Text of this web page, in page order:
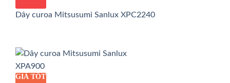
Dây curoa Mitsusumi Sanlux XPC2240
GIÁ TỐT